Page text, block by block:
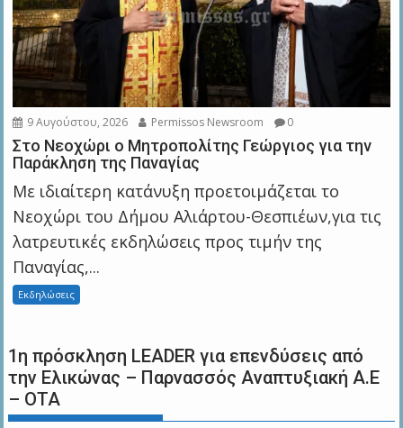
9 Αυγούστου, 2026 Permissos Newsroom 0
Στο Νεοχώρι ο Μητροπολίτης Γεώργιος για την
Παράκληση της Παναγίας
Με ιδιαίτερη κατάνυξη προετοιμάζεται το
Νεοχώρι του Δήμου Αλιάρτου-Θεσπιέων,για τις
λατρευτικές εκδηλώσεις προς τιμήν της
Παναγίας,...
Εκδηλώσεις
1η πρόσκληση LEADER για επενδύσεις από
την Ελικώνας – Παρνασσός Αναπτυξιακή Α.Ε
– ΟΤΑ